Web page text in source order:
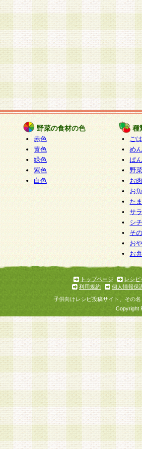
野菜の食材の色
赤色
黄色
緑色
紫色
白色
種
ご
めん
ぱん
野
お
お
た
サ
シ
そ
お
お
トップページ
レシピ
利用規約
個人情報保
子供向けレシピ投稿サイト、その
Copyright